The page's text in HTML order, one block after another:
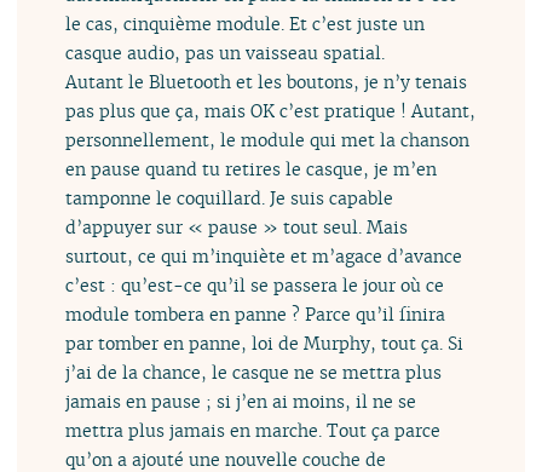
le cas, cinquième module. Et c’est juste un
casque audio, pas un vaisseau spatial.
Autant le Bluetooth et les boutons, je n’y tenais
pas plus que ça, mais OK c’est pratique ! Autant,
personnellement, le module qui met la chanson
en pause quand tu retires le casque, je m’en
tamponne le coquillard. Je suis capable
d’appuyer sur « pause » tout seul. Mais
surtout, ce qui m’inquiète et m’agace d’avance
c’est : qu’est-ce qu’il se passera le jour où ce
module tombera en panne ? Parce qu’il finira
par tomber en panne, loi de Murphy, tout ça. Si
j’ai de la chance, le casque ne se mettra plus
jamais en pause ; si j’en ai moins, il ne se
mettra plus jamais en marche. Tout ça parce
qu’on a ajouté une nouvelle couche de